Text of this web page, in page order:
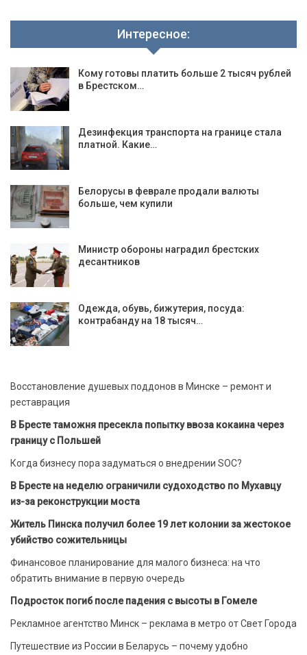
Интересное:
Кому готовы платить больше 2 тысяч рублей
в Брестском…
Дезинфекция транспорта на границе стала
платной. Какие…
Белорусы в феврале продали валюты
больше, чем купили
Министр обороны наградил брестских
десантников
Одежда, обувь, бижутерия, посуда:
контрабанду на 18 тысяч…
Восстановление душевых поддонов в Минске – ремонт и
реставрация
В Бресте таможня пресекла попытку ввоза кокаина через
границу с Польшей
Когда бизнесу пора задуматься о внедрении SOC?
В Бресте на неделю ограничили судоходство по Мухавцу
из-за реконструкции моста
Житель Пинска получил более 19 лет колонии за жестокое
убийство сожительницы
Финансовое планирование для малого бизнеса: на что
обратить внимание в первую очередь
Подросток погиб после падения с высоты в Гомеле
Рекламное агентство Минск – реклама в метро от Свет Города
Путешествие из России в Беларусь – почему удобно